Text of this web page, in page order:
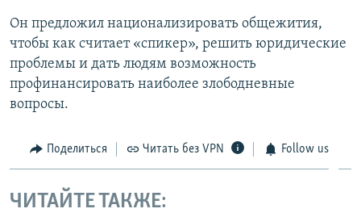
Он предложил национализировать общежития,
чтобы как считает «спикер», решить юридические
проблемы и дать людям возможность
профинансировать наиболее злободневные
вопросы.
Поделиться Читать без VPN Follow us
ЧИТАЙТЕ ТАКЖЕ: